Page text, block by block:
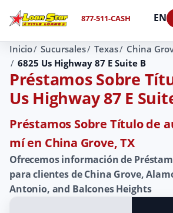
877-511-CASH EN
Inicio Sucursales Texas
China
6825 Us Highway 87 E Suite B
Préstamos Sobre
Us Highway 87 E
Préstamos Sobre Título de
mí en China Grove, TX
Ofrecemos información de
para clientes de China Grove,
Antonio, and Balcones Heights